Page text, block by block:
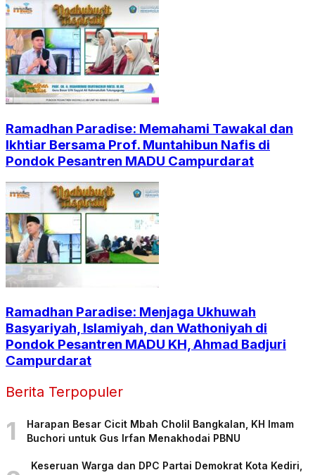
Ramadhan Paradise: Memahami Tawakal dan
Ikhtiar Bersama Prof. Muntahibun Nafis di
Pondok Pesantren MADU Campurdarat
Ramadhan Paradise: Menjaga Ukhuwah
Basyariyah, Islamiyah, dan Wathoniyah di
Pondok Pesantren MADU KH, Ahmad Badjuri
Campurdarat
Berita Terpopuler
1
Harapan Besar Cicit Mbah Cholil Bangkalan, KH Imam
Buchori untuk Gus Irfan Menakhodai PBNU
Keseruan Warga dan DPC Partai Demokrat Kota Kediri,